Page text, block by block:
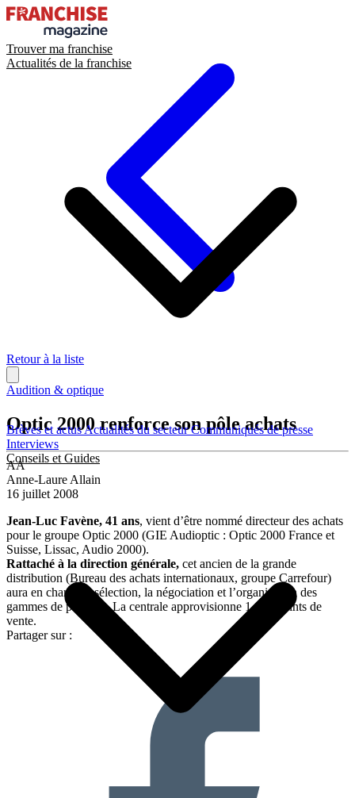
Trouver ma franchise
Actualités de la franchise
Brèves et actusActualités du secteurCommuniqués de presse
Interviews
Conseils et Guides
Retour à la liste
Audition & optique
Optic 2000 renforce son pôle achats
AA
Anne-Laure Allain
16 juillet 2008
Jean-Luc Favène, 41 ans, vient d’être nommé directeur des achats
pour le groupe Optic 2000 (GIE Audioptic : Optic 2000 France et
Suisse, Lissac, Audio 2000).
Rattaché à la direction générale, cet ancien de la grande
distribution (Bureau des achats internationaux, groupe Carrefour)
aura en charge la sélection, la négociation et l’organisation des
gammes de produits. La centrale approvisionne 1 675 points de
vente.
Partager sur :